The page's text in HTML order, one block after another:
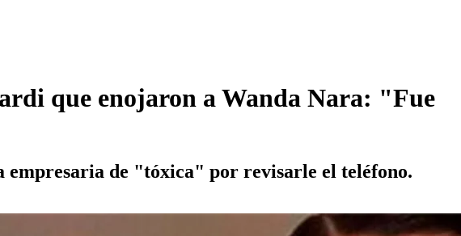
que enojaron a Wanda Nara: "Fue
de "tóxica" por revisarle el teléfono.